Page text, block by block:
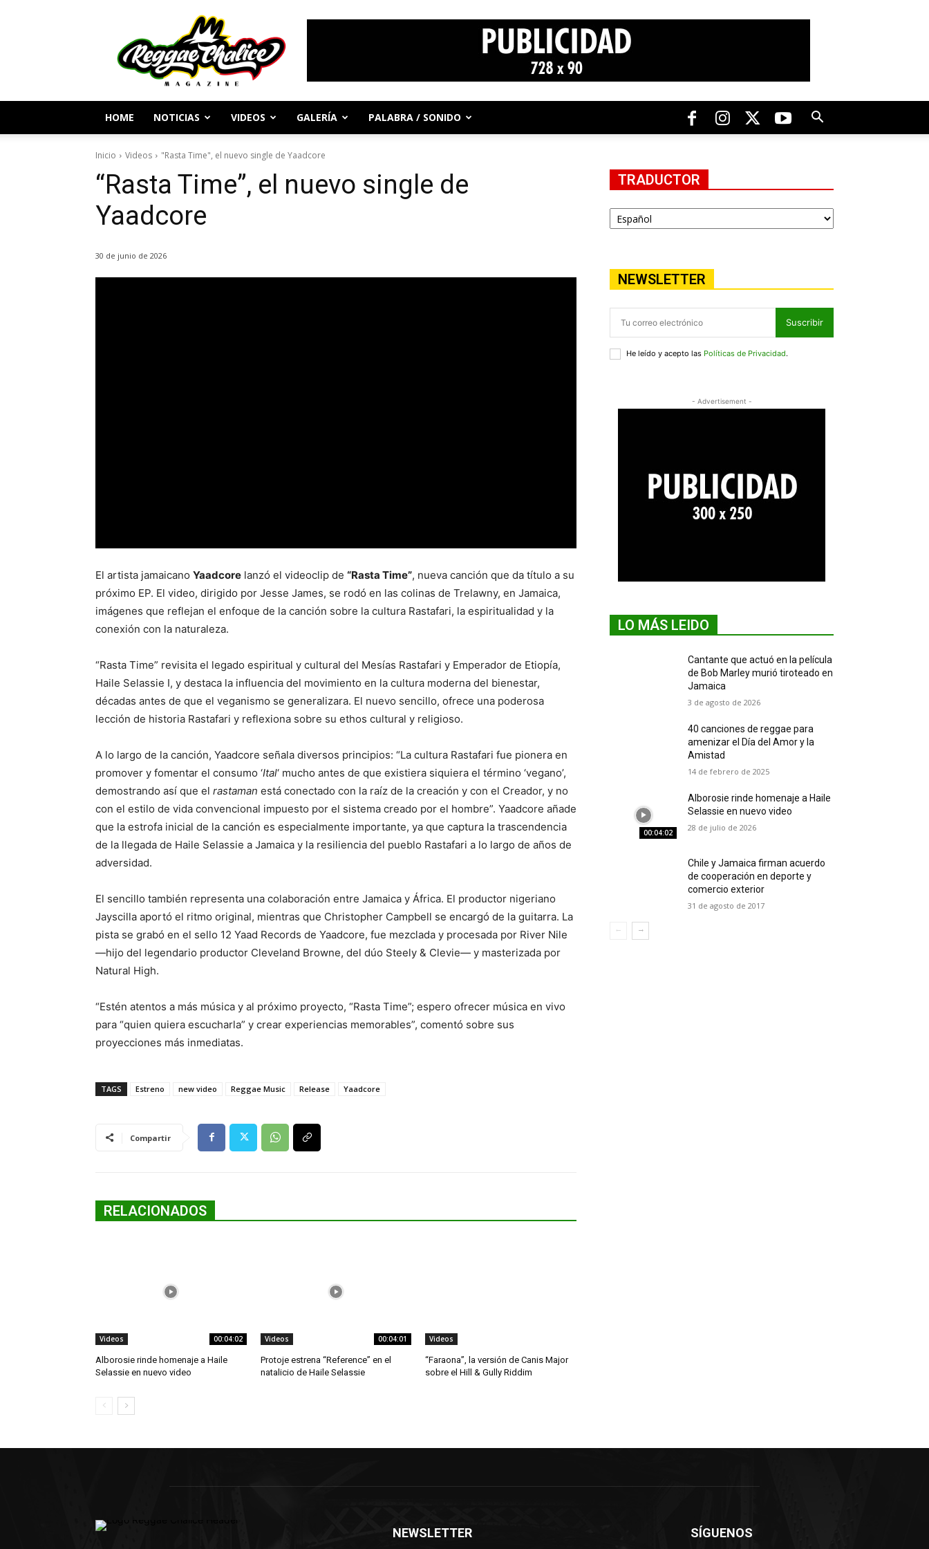
Periodismo
y
Cultura
Reggae
HOME NOTICIAS VIDEOS GALERÍA PALABRA / SONIDO
Inicio Videos "Rasta Time", el nuevo single de Yaadcore
“Rasta Time”, el nuevo single de
Yaadcore
30 de junio de 2026
El artista jamaicano Yaadcore lanzó el videoclip de “Rasta Time”, nueva canción que da título a su
próximo EP. El video, dirigido por Jesse James, se rodó en las colinas de Trelawny, en Jamaica,
imágenes que reflejan el enfoque de la canción sobre la cultura Rastafari, la espiritualidad y la
conexión con la naturaleza.
“Rasta Time” revisita el legado espiritual y cultural del Mesías Rastafari y Emperador de Etiopía,
Haile Selassie I, y destaca la influencia del movimiento en la cultura moderna del bienestar,
décadas antes de que el veganismo se generalizara. El nuevo sencillo, ofrece una poderosa
lección de historia Rastafari y reflexiona sobre su ethos cultural y religioso.
A lo largo de la canción, Yaadcore señala diversos principios: “La cultura Rastafari fue pionera en
promover y fomentar el consumo ‘Ital‘ mucho antes de que existiera siquiera el término ‘vegano’,
demostrando así que el rastaman está conectado con la raíz de la creación y con el Creador, y no
con el estilo de vida convencional impuesto por el sistema creado por el hombre”. Yaadcore añade
que la estrofa inicial de la canción es especialmente importante, ya que captura la trascendencia
de la llegada de Haile Selassie a Jamaica y la resiliencia del pueblo Rastafari a lo largo de años de
adversidad.
El sencillo también representa una colaboración entre Jamaica y África. El productor nigeriano
Jayscilla aportó el ritmo original, mientras que Christopher Campbell se encargó de la guitarra. La
pista se grabó en el sello 12 Yaad Records de Yaadcore, fue mezclada y procesada por River Nile
—hijo del legendario productor Cleveland Browne, del dúo Steely & Clevie— y masterizada por
Natural High.
“Estén atentos a más música y al próximo proyecto, “Rasta Time”; espero ofrecer música en vivo
para “quien quiera escucharla” y crear experiencias memorables”, comentó sobre sus
proyecciones más inmediatas.
TAGS Estreno new video Reggae Music Release Yaadcore
Compartir
RELACIONADOS
Videos 00:04:02
Alborosie rinde homenaje a Haile
Selassie en nuevo video
Videos 00:04:01
Protoje estrena “Reference” en el
natalicio de Haile Selassie
Videos
“Faraona”, la versión de Canis Major
sobre el Hill & Gully Riddim
TRADUCTOR
NEWSLETTER
Suscribir
He leído y acepto las Políticas de Privacidad.
- Advertisement -
LO MÁS LEIDO
Cantante que actuó en la película
de Bob Marley murió tiroteado en
Jamaica
3 de agosto de 2026
40 canciones de reggae para
amenizar el Día del Amor y la
Amistad
14 de febrero de 2025
00:04:02
Alborosie rinde homenaje a Haile
Selassie en nuevo video
28 de julio de 2026
Chile y Jamaica firman acuerdo
de cooperación en deporte y
comercio exterior
31 de agosto de 2017
NEWSLETTER SÍGUENOS